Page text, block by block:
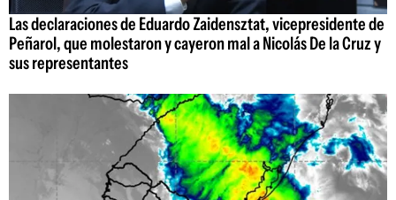
Las declaraciones de Eduardo Zaidensztat, vicepresidente de
Peñarol, que molestaron y cayeron mal a Nicolás De la Cruz y
sus representantes